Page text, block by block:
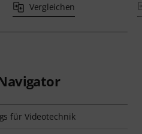
Vergleichen
für Videotechnik